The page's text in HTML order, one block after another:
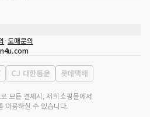
남-02223
도매문의
CJ 대한통운 롯데택배
모든 결제시, 저희 쇼핑몰에서
이용하실 수 있습니다.